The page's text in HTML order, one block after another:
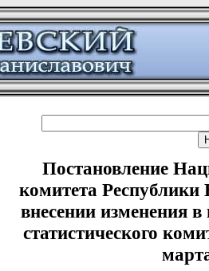
Постановление
комитета
внесении изменения
статистического